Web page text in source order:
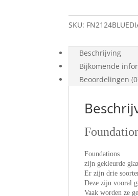
SKU:
Beschrijving
Bijkomende
Beoordelingen
Foundations
zijn gekleurde
Er zijn drie
Deze zijn vooral
Vaak worden ze